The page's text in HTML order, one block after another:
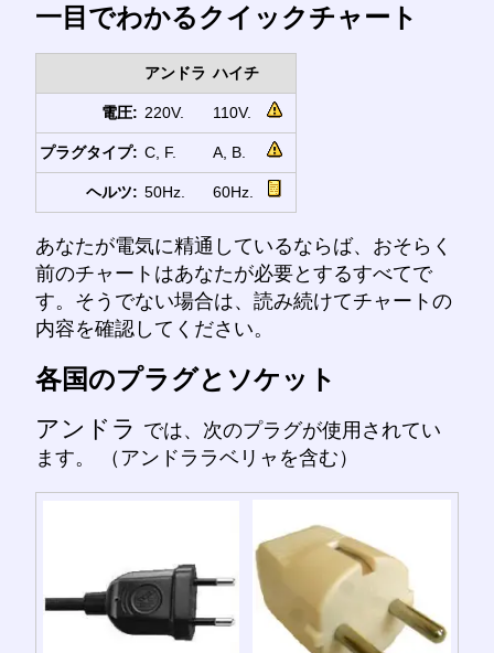
一目でわかるクイックチャート
アンドラ ハイチ
電圧: 220V. 110V.
プラグタイプ: C, F. A, B.
ヘルツ: 50Hz. 60Hz.
あなたが電気に精通しているならば、おそらく
前のチャートはあなたが必要とするすべてで
す。そうでない場合は、読み続けてチャートの
内容を確認してください。
各国のプラグとソケット
アンドラ では、次のプラグが使用されてい
ます。 （アンドララベリャを含む）